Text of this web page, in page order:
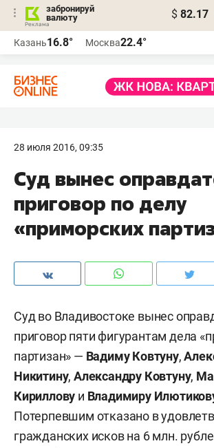
забронируй
валюту
$ 82.17
Казань16.8° Москва22.4°
28 июля 2016, 09:35
Суд вынес
приговор по делу
«приморских
Суд во Владивостоке вынес
приговор пяти фигурантам дела
партизан» — Вадиму Ковтуну,
Никитину,Александру Ковтуну,
Кириллову и Владимиру
Потерпевшим отказано в
гражданских исков на 6 млн.